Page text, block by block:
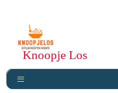
Knoopje Los